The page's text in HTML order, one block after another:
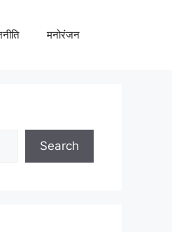
मनोरंजन
Search